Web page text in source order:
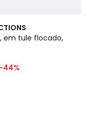
em tule flocado,
-44%